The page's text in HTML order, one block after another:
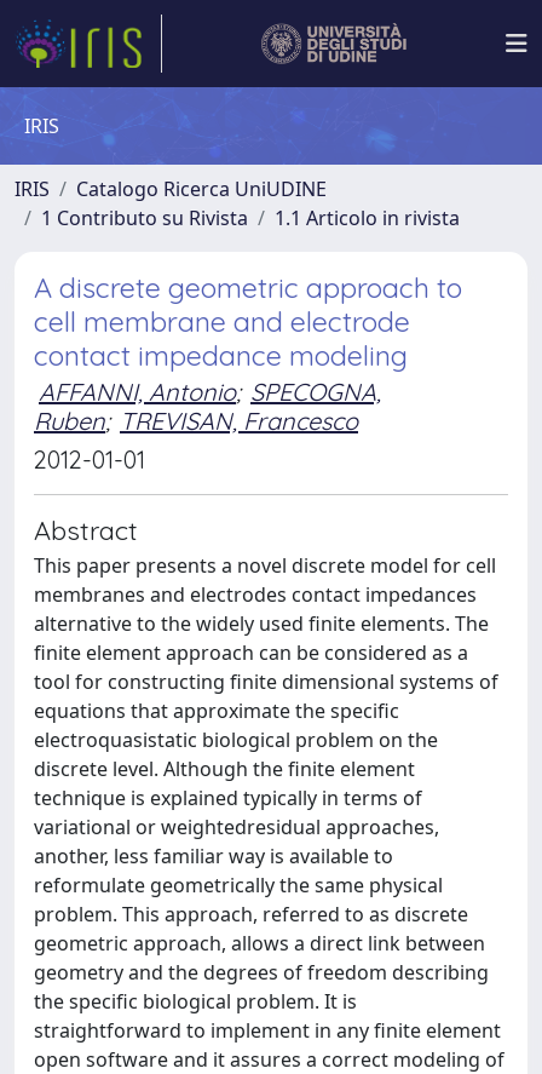
IRIS
IRIS
Catalogo Ricerca UniUDINE
1 Contributo su Rivista
1.1 Articolo in rivista
A discrete geometric approach to
cell membrane and electrode
contact impedance modeling
AFFANNI, Antonio; SPECOGNA,
Ruben; TREVISAN, Francesco
2012-01-01
Abstract
This paper presents a novel discrete model for cell
membranes and electrodes contact impedances
alternative to the widely used finite elements. The
finite element approach can be considered as a
tool for constructing finite dimensional systems of
equations that approximate the specific
electroquasistatic biological problem on the
discrete level. Although the finite element
technique is explained typically in terms of
variational or weightedresidual approaches,
another, less familiar way is available to
reformulate geometrically the same physical
problem. This approach, referred to as discrete
geometric approach, allows a direct link between
geometry and the degrees of freedom describing
the specific biological problem. It is
straightforward to implement in any finite element
open software and it assures a correct modeling of